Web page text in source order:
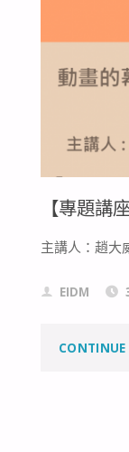
【專題講
主講人：趙大
EIDM
CONTINUE